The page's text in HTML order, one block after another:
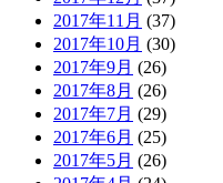
2017年11月 (37)
2017年10月 (30)
2017年9月 (26)
2017年8月 (26)
2017年7月 (29)
2017年6月 (25)
2017年5月 (26)